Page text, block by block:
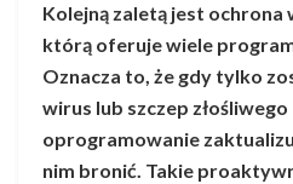
Kolejną zaletą jest ochrona
którą oferuje wiele
Oznacza to, że gdy tylko
wirus lub szczep
oprogramowanie
nim bronić. Takie